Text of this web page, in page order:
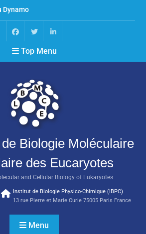
Dynamo
Yeast meeting
de
et Biogenèse
Top Menu
Biologie Moléculaire
des Eucaryotes
and Cellular Biology of Eukaryotes
Institut de Biologie Physico-Chimique (IBPC)
13 rue Pierre et Marie Curie 75005 Paris France
Menu